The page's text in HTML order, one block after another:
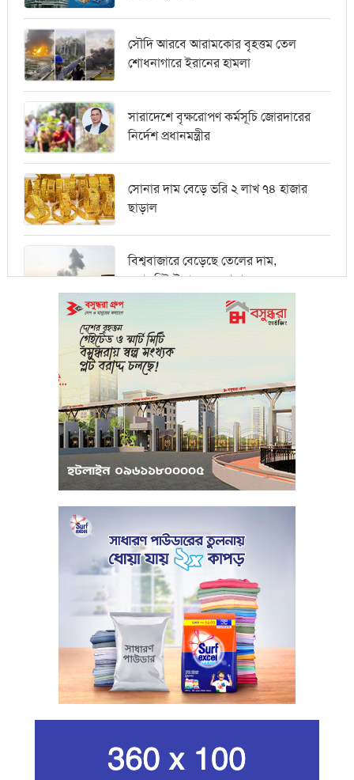
সৌদি আরবে আরামকোর বৃহত্তম তেল
শোধনাগারে ইরানের হামলা
সারাদেশে বৃক্ষরোপণ কর্মসূচি জোরদারের
নির্দেশ প্রধানমন্ত্রীর
সোনার দাম বেড়ে ভরি ২ লাখ ৭৪ হাজার
ছাড়াল
বিশ্ববাজারে বেড়েছে তেলের দাম,
ওয়ালস্ট্রিটে পতনের আভাস
মধ্যপ্রাচ্যে সংকটের কারণে কার্গো পরিবহনে
বিঘ্ন ঘটছে
পরিবেশবান্ধব উদ্যোক্তারা ইউসিবি থেকে
পাবেন ২৫ লাখ টাকা ঋণ
পুঁজিবাজারে অনিয়মের তথ্য প্রদানকারীর
সুরক্ষায় বিধিমালা প্রণয়ন
খামেনি হত্যার প্রতিশোধ নেওয়ার ঘোষণা
ইরানের রেভোল্যুশনারি গার্ডের
কার্বন কারখানার ধোঁয়ায় ক্ষতির মুখে কৃষি ও
পরিবেশ
ইরানের সর্বোচ্চ ধর্মীয় নেতা খামেনি নিহত
গান দিয়ে তারুণ্যে আধুনিকতা আনতে